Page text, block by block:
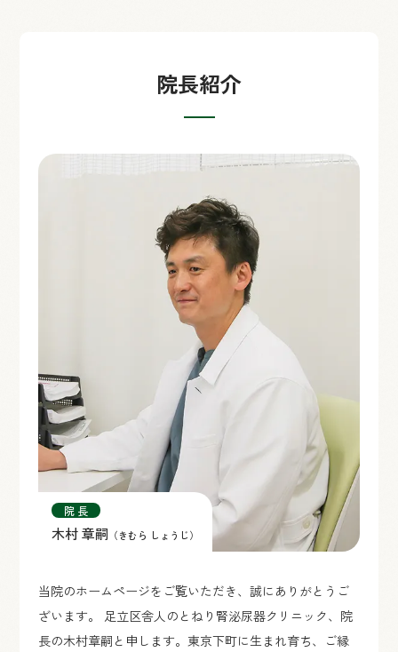
院長紹介
院 長
木村 章嗣 （きむら しょうじ）
当院のホームページをご覧いただき、誠にありがとうご
ざいます。 足立区舎人のとねり腎泌尿器クリニック、院
長の木村章嗣と申します。東京下町に生まれ育ち、ご縁